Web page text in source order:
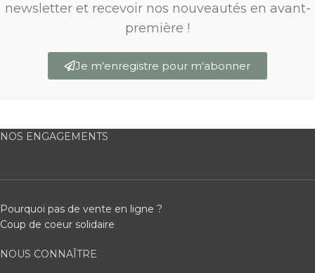
newsletter et recevoir nos nouveautés en avant-
première !
Je m'enregistre pour m'abonner
NOS ENGAGEMENTS
Pourquoi pas de vente en ligne ?
Coup de coeur solidaire
NOUS CONNAÎTRE